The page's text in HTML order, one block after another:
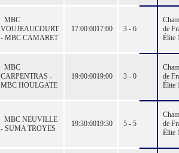
MBC
VOUJEAUCOURT
- MBC CAMARET
17:00:0017:00 3 - 6
de
Élite
MBC
CARPENTRAS -
MBC HOULGATE
19:00:0019:00 3 - 0
de
Élite
MBC NEUVILLE
- SUMA TROYES
19:30:0019:30 5 - 5
de
Élite